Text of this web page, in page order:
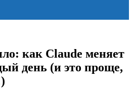
как Claude меняет
день (и это проще,